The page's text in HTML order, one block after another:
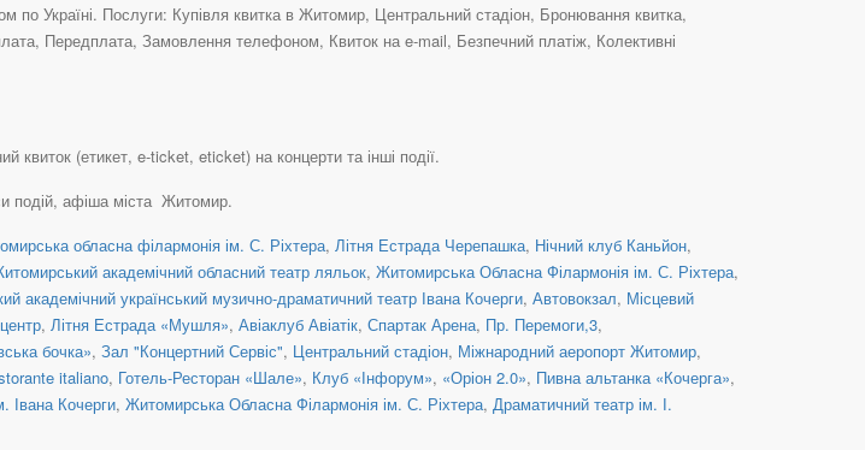
Україні. Послуги: Купівля квитка в Житомир, Центральний стадіон, Бронювання квитка,
Передплата, Замовлення телефоном, Квиток на e-mail, Безпечний платіж, Колективні
(етикет, e-ticket, eticket) на концерти та інші події.
подій, афіша міста Житомир.
обласна філармонія ім. С. Ріхтера, Літня Естрада Черепашка, Нічний клуб Каньйон,
академічний обласний театр ляльок, Житомирська Обласна Філармонія ім. С. Ріхтера,
академічний український музично-драматичний театр Івана Кочерги, Автовокзал, Місцевий
, Літня Естрада «Мушля», Авіаклуб Авіатік, Спартак Арена, Пр. Перемоги,3,
бочка», Зал "Концертний Сервіс", Центральний стадіон, Міжнародний аеропорт Житомир,
italiano, Готель-Ресторан «Шале», Клуб «Інфорум», «Оріон 2.0», Пивна альтанка «Кочерга»,
Івана Кочерги, Житомирська Обласна Філармонія ім. С. Ріхтера, Драматичний театр ім. І.